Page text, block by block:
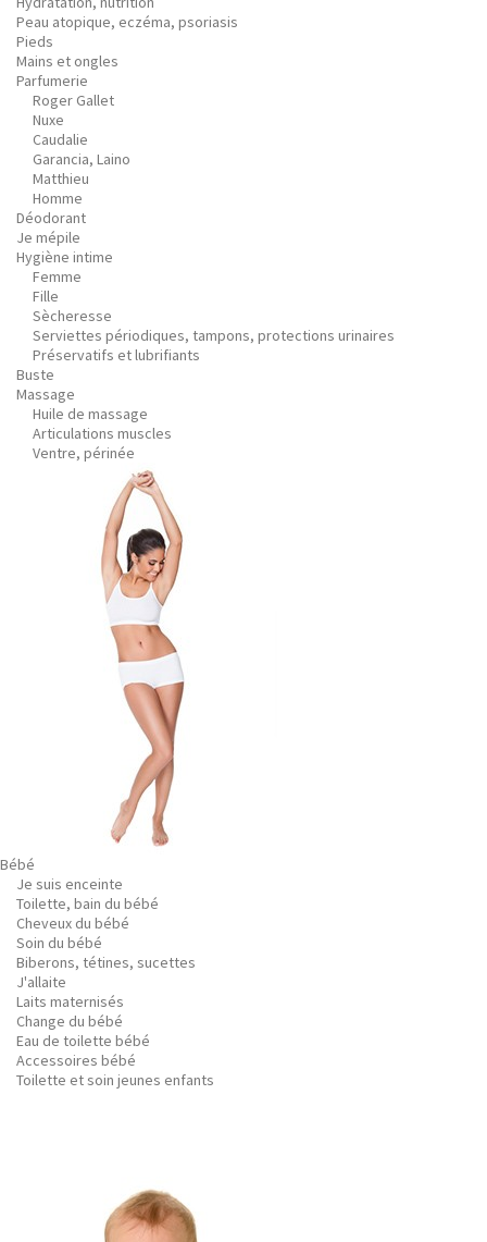
Peau atopique, eczéma, psoriasis
Pieds
Mains et ongles
Parfumerie
Roger Gallet
Nuxe
Caudalie
Garancia, Laino
Matthieu
Homme
Déodorant
Je mépile
Hygiène intime
Femme
Fille
Sècheresse
Serviettes périodiques, tampons, protections urinaires
Préservatifs et lubrifiants
Buste
Massage
Huile de massage
Articulations muscles
Ventre, périnée
Bébé
Je suis enceinte
Toilette, bain du bébé
Cheveux du bébé
Soin du bébé
Biberons, tétines, sucettes
J'allaite
Laits maternisés
Change du bébé
Eau de toilette bébé
Accessoires bébé
Toilette et soin jeunes enfants